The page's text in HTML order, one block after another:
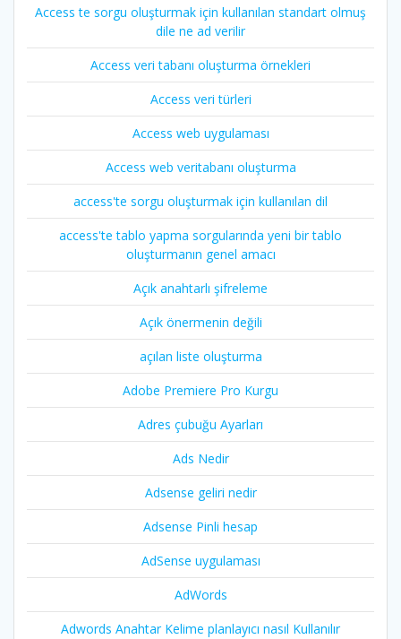
Access te sorgu oluşturmak için kullanılan standart olmuş
dile ne ad verilir
Access veri tabanı oluşturma örnekleri
Access veri türleri
Access web uygulaması
Access web veritabanı oluşturma
access'te sorgu oluşturmak için kullanılan dil
access'te tablo yapma sorgularında yeni bir tablo
oluşturmanın genel amacı
Açık anahtarlı şifreleme
Açık önermenin değili
açılan liste oluşturma
Adobe Premiere Pro Kurgu
Adres çubuğu Ayarları
Ads Nedir
Adsense geliri nedir
Adsense Pinli hesap
AdSense uygulaması
AdWords
Adwords Anahtar Kelime planlayıcı nasıl Kullanılır